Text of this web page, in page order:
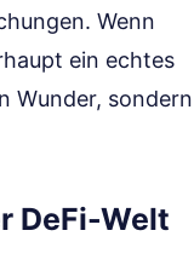
Wenn
ein echtes
Wunder, sondern
DeFi-Welt